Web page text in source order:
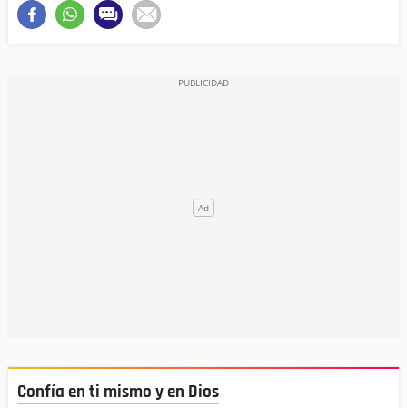
Confía en ti mismo y en Dios